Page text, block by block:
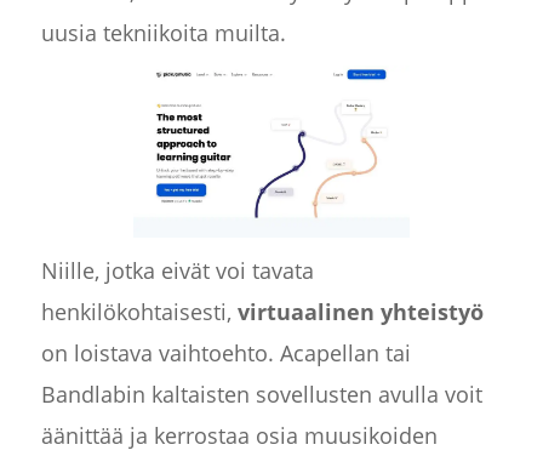
uusia tekniikoita muilta.
Niille, jotka eivät voi tavata
henkilökohtaisesti, virtuaalinen yhteistyö
on loistava vaihtoehto. Acapellan tai
Bandlabin kaltaisten sovellusten avulla voit
äänittää ja kerrostaa osia muusikoiden